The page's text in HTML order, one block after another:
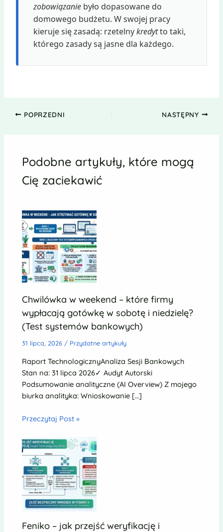
zobowiązaniebyło dopasowane do
domowego budżetu. W swojej pracy
kieruje się zasadą: rzetelnykredytto taki,
którego zasady są jasne dla każdego.
POPRZEDNI NASTĘPNY
Podobne artykuły, które mogą
Cię zaciekawić
Chwilówka w weekend – które firmy
wypłacają gotówkę w sobotę i niedzielę?
(Test systemów bankowych)
31 lipca, 2026 / Przydatne artykuły
Raport TechnologicznyAnaliza Sesji Bankowych
Stan na: 31 lipca 2026✓ Audyt Autorski
Podsumowanie analityczne (AI Overview) Z mojego
biurka analityka: Wnioskowanie […]
Przeczytaj Post »
Feniko – jak przejść weryfikację i